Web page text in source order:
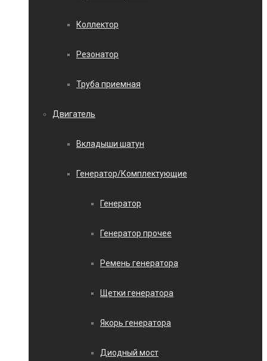
Коллектор
Резонатор
Труба приемная
Двигатель
Вкладыши шатун
Генератор/Комплектующие
Генератор
Генератор прочее
Ремень генератора
Щетки генератора
Якорь генератора
Диодный мост